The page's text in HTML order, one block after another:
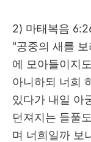
2) 마태복음
"공중의 새를
에 모아들이지도
아니하되 너희
있다가 내일 아
던져지는 들풀
며 너희일까 보